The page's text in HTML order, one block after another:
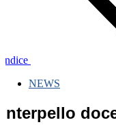
Indice
NEWS
Interpello